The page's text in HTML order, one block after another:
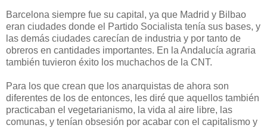
Barcelona siempre fue su capital, ya que Madrid y Bilbao
eran ciudades donde el Partido Socialista tenía sus bases, y
las demás ciudades carecían de industria y por tanto de
obreros en cantidades importantes. En la Andalucía agraria
también tuvieron éxito los muchachos de la CNT.
Para los que crean que los anarquistas de ahora son
diferentes de los de entonces, les diré que aquellos también
practicaban el vegetarianismo, la vida al aire libre, las
comunas, y tenían obsesión por acabar con el capitalismo y